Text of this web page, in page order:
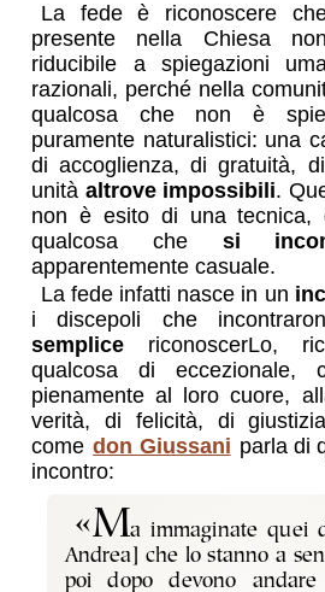
La fede è riconoscere
presente nella Chiesa
riducibile a spiegazioni
razionali, perché nella
qualcosa che non è
puramente naturalistici: una
di accoglienza, di gratuità, di
unità altrove impossibili.
non è esito di una tecnica,
qualcosa che si
apparentemente casuale.
La fede infatti nasce in un
i discepoli che
semplice riconoscerLo,
qualcosa di eccezionale,
pienamente al loro cuore,
verità, di felicità, di
come don Giussani parla di
incontro:
«Ma immaginate quei
Andrea] che lo stanno a
poi dopo devono